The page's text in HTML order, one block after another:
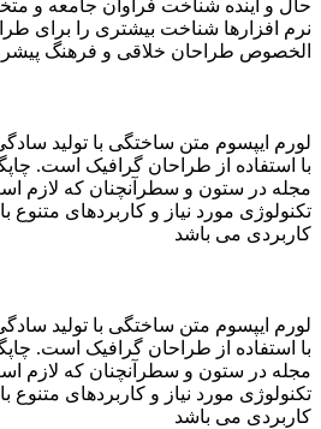
حال و آینده شناخت فراوان جامعه و
نرم افزارها شناخت بیشتری را برای
الخصوص طراحان خلاقی و فرهنگ
لورم ایپسوم متن ساختگی با تولید
با استفاده از طراحان گرافیک است.
مجله در ستون و سطرآنچنان که لازم
تکنولوژی مورد نیاز و کاربردهای متنوع
کاربردی می باشد
لورم ایپسوم متن ساختگی با تولید
با استفاده از طراحان گرافیک است.
مجله در ستون و سطرآنچنان که لازم
تکنولوژی مورد نیاز و کاربردهای متنوع
کاربردی می باشد